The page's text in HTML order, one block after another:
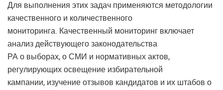
Для выполнения этих задач применяются методологии
качественного и количественного
мониторинга. Качественный мониторинг включает
анализ действующего законодательства
РА о выборах, о СМИ и нормативных актов,
регулирующих освещение избирательной
кампании, изучение отзывов кандидатов и их штабов о